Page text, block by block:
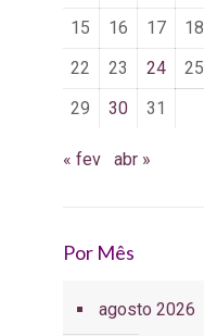
15
16 17 18
22
23 24 25
29
30 31
« fev abr »
Por Mês
agosto 2026